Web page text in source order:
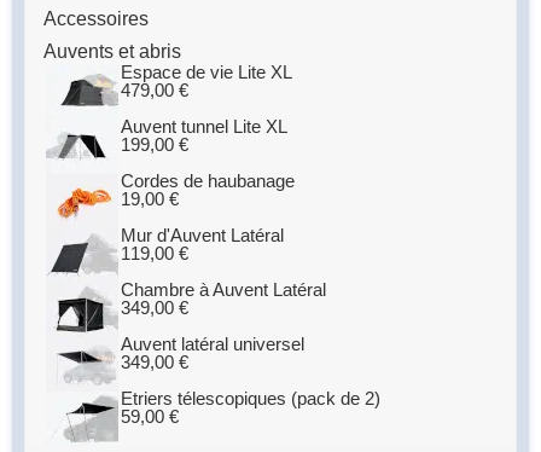
Accessoires
Auvents et abris
Espace de vie Lite XL
479,00 €
Auvent tunnel Lite XL
199,00 €
Cordes de haubanage
19,00 €
Mur d'Auvent Latéral
119,00 €
Chambre à Auvent Latéral
349,00 €
Auvent latéral universel
349,00 €
Etriers télescopiques (pack de 2)
59,00 €